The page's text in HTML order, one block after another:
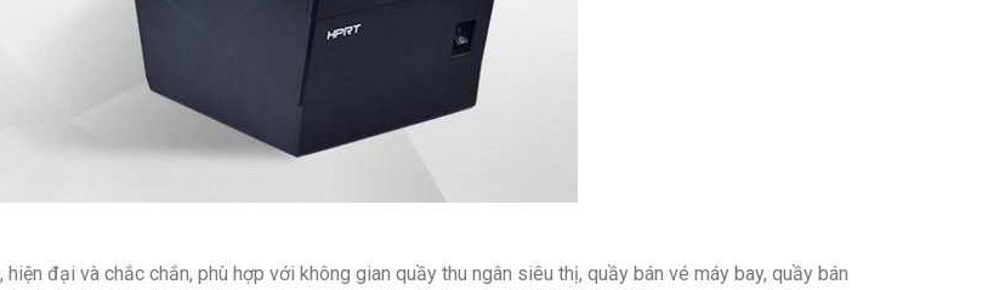
đại và chắc chắn, phù hợp với không gian quầy thu ngân siêu thị, quầy bán vé máy bay, quầy bán